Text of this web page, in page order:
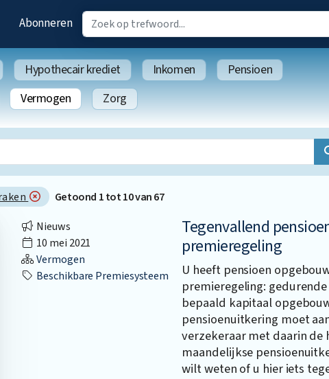
Abonneren
Hypothecair krediet Inkomen
Pensioen
Vermogen Zorg
Getoond 1tot10van67
Nieuws
10 mei 2021
Vermogen
Beschikbare Premiesysteem
Tegenvallend
premieregeling
U heeft pensioen
premieregeling:
bepaald kapitaal
pensioenuitkering moet
verzekeraar met daarin
maandelijkse
wilt weten of u hier iets